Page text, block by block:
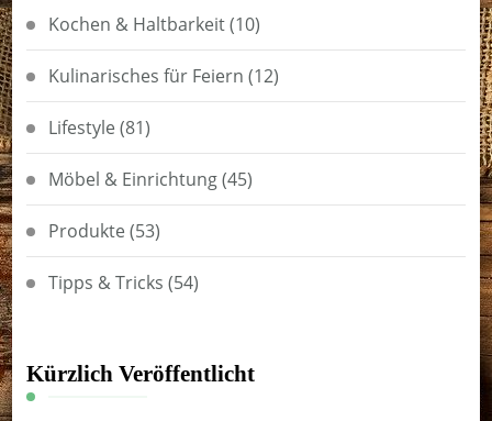
Kochen & Haltbarkeit(10)
Kulinarisches für Feiern (12)
Lifestyle (81)
Möbel & Einrichtung(45)
Produkte (53)
Tipps & Tricks (54)
Kürzlich Veröffentlicht